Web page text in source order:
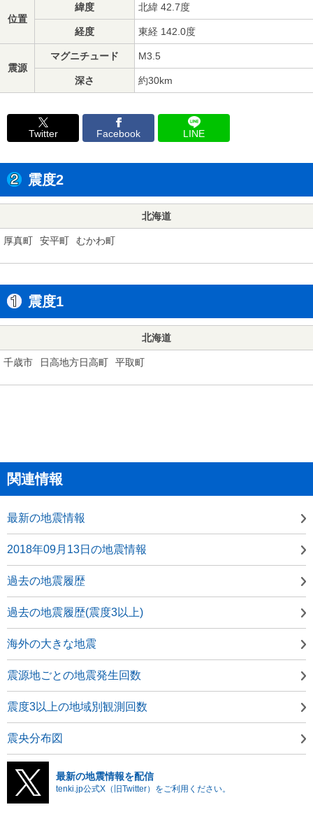
位置
緯度 北緯 42.7度
経度 東経 142.0度
震源
マグニチュード M3.5
深さ 約30km
Twitter Facebook LINE
震度2
北海道
厚真町 安平町 むかわ町
震度1
北海道
千歳市 日高地方日高町 平取町
関連情報
最新の地震情報
2018年09月13日の地震情報
過去の地震履歴
過去の地震履歴(震度3以上)
海外の大きな地震
震源地ごとの地震発生回数
震度3以上の地域別観測回数
震央分布図
最新の地震情報を配信
tenki.jp公式X（旧Twitter）をご利用ください。